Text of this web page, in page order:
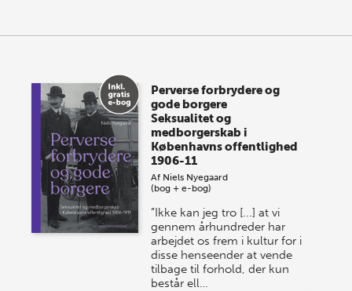
Perverse forbrydere og
gode borgere
Seksualitet og
medborgerskab i
Københavns offentlighed
1906-11
Af Niels Nyegaard
(bog + e-bog)
”Ikke kan jeg tro [...] at vi
gennem århundreder har
arbejdet os frem i kultur for i
disse henseender at vende
tilbage til forhold, der kun
består ell…